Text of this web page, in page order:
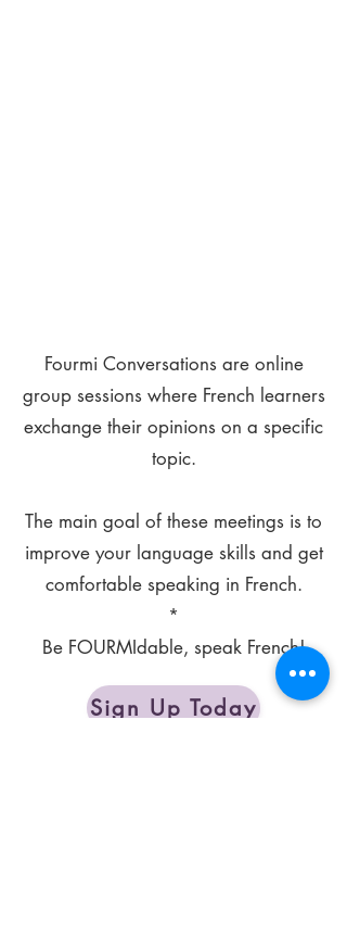
Fourmi Conversations are online
group sessions where French learners
exchange their opinions on a specific
topic.
The main goal of these meetings is to
improve your language skills and get
comfortable speaking in French.
*
Be FOURMIdable, speak French!
Sign Up Today